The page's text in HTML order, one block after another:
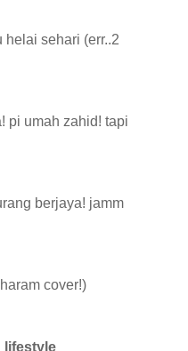
helai sehari (err..2
pi umah zahid! tapi
berjaya! jamm
cover!)
lifestyle